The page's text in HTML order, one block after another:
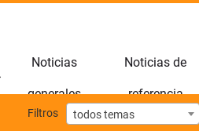
Noticias
generales
Noticias de
referencia
Filtros todos temas